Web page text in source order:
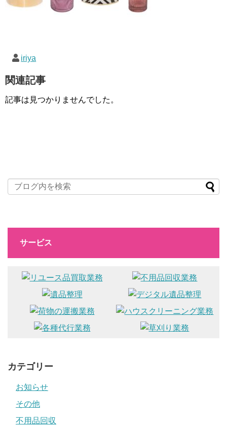
iriya
関連記事
記事は見つかりませんでした。
サービス
カテゴリー
お知らせ
その他
不用品回収